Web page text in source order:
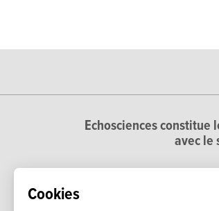
Cookies
Echosciences
avec le